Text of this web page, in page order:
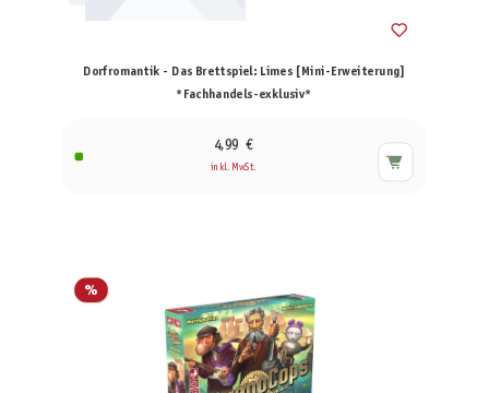
Dorfromantik - Das Brettspiel: Limes [Mini-Erweiterung]
*Fachhandels-exklusiv*
4,99 €
inkl. MwSt.
%